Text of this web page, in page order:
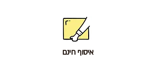
איסוף חינם